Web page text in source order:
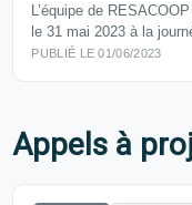
L’équipe de
le 31 mai 2023 à la
PUBLIÉ LE 01/06/2023
Appels à